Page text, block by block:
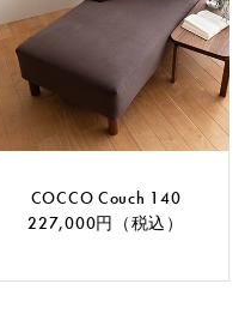
COCCO Couch 140
227,000円（税込）